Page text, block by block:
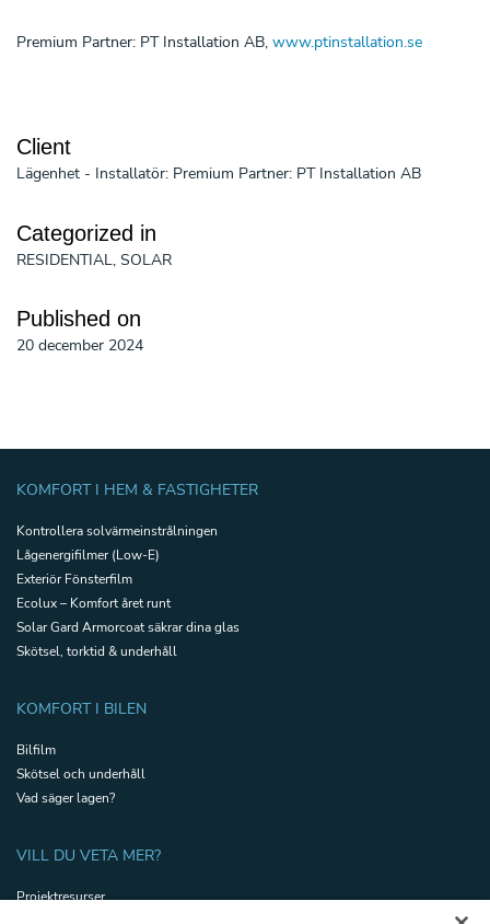
Premium Partner: PT Installation AB, www.ptinstallation.se
Client
Lägenhet - Installatör: Premium Partner: PT Installation AB
Categorized in
RESIDENTIAL, SOLAR
Published on
20 december 2024
KOMFORT I HEM & FASTIGHETER
Kontrollera solvärmeinstrålningen
Lågenergifilmer (Low-E)
Exteriör Fönsterfilm
Ecolux – Komfort året runt
Solar Gard Armorcoat säkrar dina glas
Skötsel, torktid & underhåll
KOMFORT I BILEN
Bilfilm
Skötsel och underhåll
Vad säger lagen?
VILL DU VETA MER?
Projektresurser